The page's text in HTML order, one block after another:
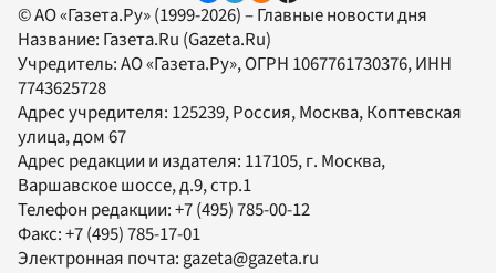
© АО «Газета.Ру» (1999-2026) – Главные новости дня
Название: Газета.Ru (Gazeta.Ru)
Учредитель:АО «Газета.Ру», ОГРН 1067761730376, ИНН
7743625728
Адрес учредителя: 125239, Россия, Москва, Коптевская
улица, дом 67
Адрес редакции и издателя: 117105, г. Москва,
Варшавское шоссе, д.9, стр.1
Телефон редакции:+7 (495) 785-00-12
Факс:+7 (495) 785-17-01
Электронная почта:gazeta@gazeta.ru